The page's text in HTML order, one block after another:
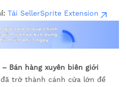
Tải SellerSprite Extension
Bán hàng xuyên biên giới
trở thành cánh cửa lớn để